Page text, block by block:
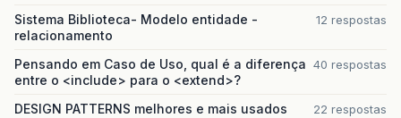
Sistema Biblioteca- Modelo entidade -
relacionamento
12 respostas
Pensando em Caso de Uso, qual é a diferença
entre o <include> para o <extend>?
40 respostas
DESIGN PATTERNS melhores e mais usados 22 respostas